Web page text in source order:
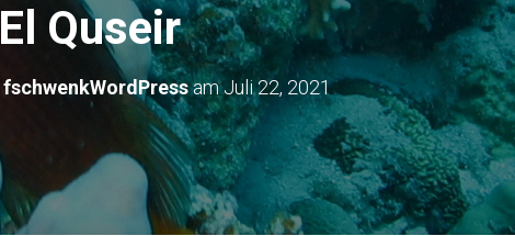
El Quseir
fschwenkWordPressamJuli 22, 2021